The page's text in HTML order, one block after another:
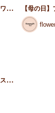
【
母の日】プリザーブドフラワー 和モダン
プ
リザーブドフラワー ケース入り お供え仏花 一対